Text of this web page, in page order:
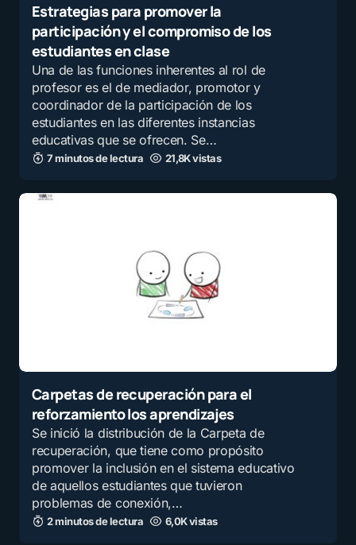
Estrategias para promover la
participación y el compromiso de los
estudiantes en clase
Una de las funciones inherentes al rol de
profesor es el de mediador, promotor y
coordinador de la participación de los
estudiantes en las diferentes instancias
educativas que se ofrecen. Se…
7 minutos de lectura 21,8K vistas
Carpetas de recuperación para el
reforzamiento los aprendizajes
Se inició la distribución de la Carpeta de
recuperación, que tiene como propósito
promover la inclusión en el sistema educativo
de aquellos estudiantes que tuvieron
problemas de conexión,…
2 minutos de lectura 6,0K vistas